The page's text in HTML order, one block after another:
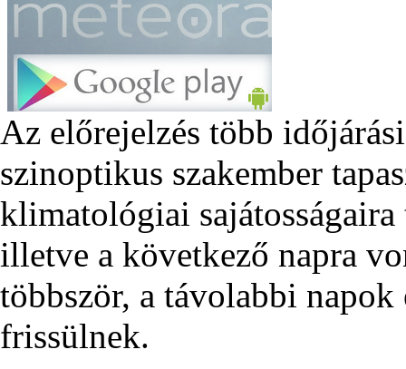
Az előrejelzés több
szinoptikus szakember
klimatológiai
illetve a következő napra
többször, a távolabbi napok
frissülnek.